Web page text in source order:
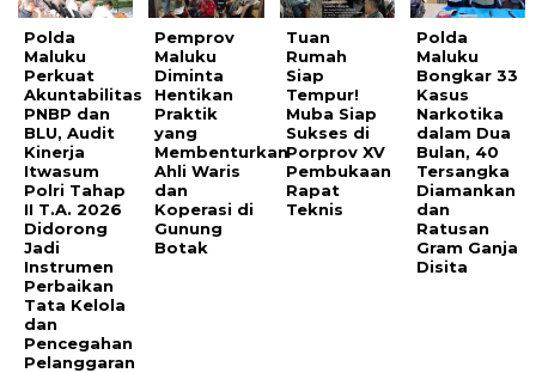
Polda
Maluku
Perkuat
Akuntabilitas
PNBP dan
BLU, Audit
Kinerja
Itwasum
Polri Tahap
II T.A. 2026
Didorong
Jadi
Instrumen
Perbaikan
Tata Kelola
dan
Pencegahan
Pelanggaran
Pemprov
Maluku
Diminta
Hentikan
Praktik
yang
Membenturkan
Ahli Waris
dan
Koperasi di
Gunung
Botak
Tuan
Rumah
Siap
Tempur!
Muba Siap
Sukses di
Porprov XV
Pembukaan
Rapat
Teknis
Polda
Maluku
Bongkar 33
Kasus
Narkotika
dalam Dua
Bulan, 40
Tersangka
Diamankan
dan
Ratusan
Gram Ganja
Disita